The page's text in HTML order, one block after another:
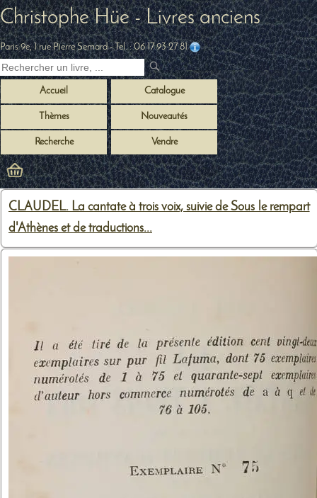
Christophe Hüe - Livres anciens
Paris 9e, 1 rue Pierre Semard- Tel. :06 17 93 27 81
Accueil Catalogue
Thèmes Nouveautés
Recherche Vendre
CLAUDEL. La cantate à trois voix, suivie de Sous le rempart
d'Athènes et de traductions...